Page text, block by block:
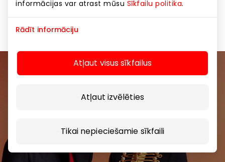
informācijas var atrast mūsu Sīkfailu politika.
Rādīt informāciju
Atļaut visus sīkfailus
Atļaut izvēlēties
Tikai nepieciešamie sīkfaili
Pievienojieties mūsu kopienai
Uzzini pirmais par labākajiem piedāvājumiem,
izklaides centros “AKROPOLE Alfa” un “AKROPOLE
Rīga”.